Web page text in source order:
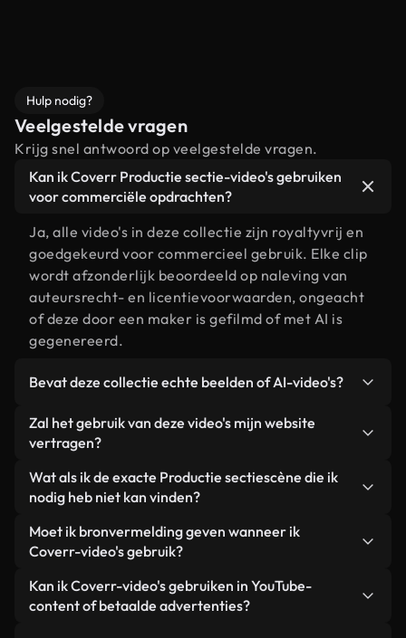
Hulp nodig?
Veelgestelde vragen
Krijg snel antwoord op veelgestelde vragen.
Kan ik Coverr Productie sectie-video's gebruiken
voor commerciële opdrachten?
Ja, alle video's in deze collectie zijn royaltyvrij en
goedgekeurd voor commercieel gebruik. Elke clip
wordt afzonderlijk beoordeeld op naleving van
auteursrecht- en licentievoorwaarden, ongeacht
of deze door een maker is gefilmd of met AI is
gegenereerd.
Bevat deze collectie echte beelden of AI-video's?
Beide. Dit is een hybride bibliotheek die bestaat
uit echte, door mensen gefilmde beelden van
gegenereerde video's. Elke video is duidelijk
gelabeld, zodat je altijd weet wat je gebruikt.
Zal het gebruik van deze video's mijn website
vertragen?
Niet als u voor onze geoptimaliseerde versies
kiest. Wij bieden lichtgewicht, webklare formaten
achtergrond. Zo blijft de kwaliteit hoog, worden de
laadtijden geminimaliseerd en worden
statistieken zoals LCP verbeterd.
Wat als ik de exacte Productie sectiescène die ik
nodig heb niet kan vinden?
Met Coverr AI Studio maak je direct een video.
Beschrijf de scène – bijvoorbeeld "Productie
genereert binnen enkele seconden een
gepersonaliseerde video die voldoet aan onze
Moet ik bronvermelding geven wanneer ik
Coverr-video's gebruik?
Naamsvermelding is niet vereist. Alle video's in
onze stockbibliotheek zijn royaltyvrij en kunnen
Kan ik Coverr-video's gebruiken in YouTube-
content of betaalde advertenties?